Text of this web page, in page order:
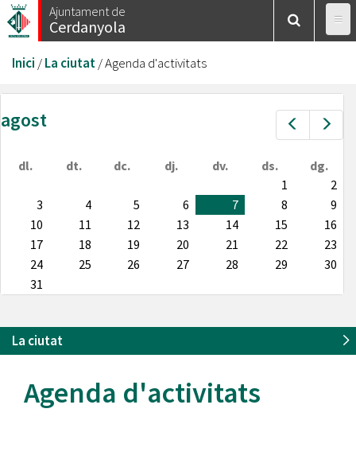
Vés
al
Ajuntament de
Cerdanyola
Esteu
aquí
Inici /La ciutat/Agenda d'activitats
Prev
agost
dl. dt. dc. dj. dv. ds.
dg.
1
2
3
4 5 6 7 8
9
10
11 12 13 14 15
16
17
18 19 20 21 22
23
24
25 26 27 28 29
30
31
La ciutat
Agenda d'activitats